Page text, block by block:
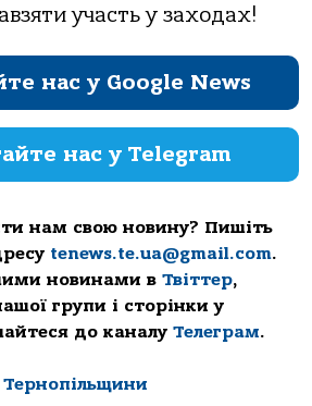
взяти участь у заходах!
нас у Google News
нас у Telegram
нам свою новину? Пишіть
tenews.te.ua@gmail.com.
новинами в Твіттер,
групи і сторінки у
до каналу Телеграм.